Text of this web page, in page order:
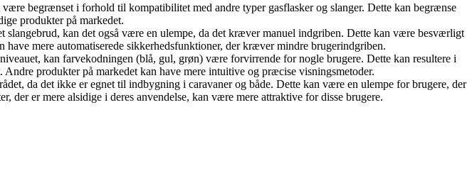
begrænset i forhold til kompatibilitet med andre typer gasflasker og slanger. Dette kan begrænse
produkter på markedet.
kan det også være en ulempe, da det kræver manuel indgriben. Dette kan være besværligt
mere automatiserede sikkerhedsfunktioner, der kræver mindre brugerindgriben.
kan farvekodningen (blå, gul, grøn) være forvirrende for nogle brugere. Dette kan resultere i
produkter på markedet kan have mere intuitive og præcise visningsmetoder.
da det ikke er egnet til indbygning i caravaner og både. Dette kan være en ulempe for brugere, der
er mere alsidige i deres anvendelse, kan være mere attraktive for disse brugere.